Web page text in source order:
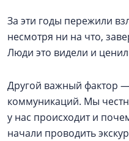
За эти годы пережили
несмотря ни на что,
Люди это видели и
Другой важный фактор
коммуникаций. Мы
у нас происходит и
начали проводить